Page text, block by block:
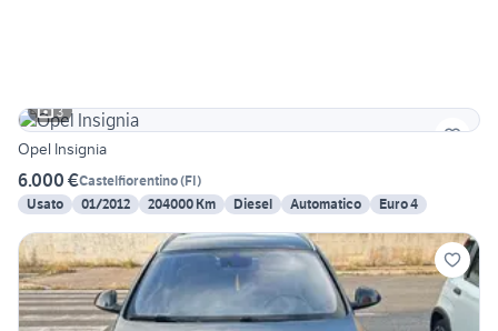
3
Opel Insignia
6.000 €Castelfiorentino(FI)
Usato
01/2012 204000 Km Diesel Automatico Euro 4